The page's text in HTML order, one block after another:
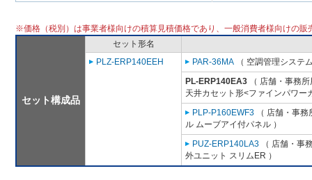
※価格（税別）は事業者様向けの積算見積価格であり、一般消費者様向けの販
セット構成品
セット形名
PLZ-ERP140EEH
PAR-36MA （ 空調管理システ
PL-ERP140EA3 （ 店舗・事務
天井カセット形<ファインパワー
PLP-P160EWF3 （ 店舗・事
ル ムーブアイ付パネル ）
PUZ-ERP140LA3 （ 店舗・事
外ユニット スリムER ）